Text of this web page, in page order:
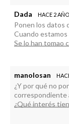
Dada HACE 2
Ponen los datos
Cuando
Se lo han tomao
manolosan
¿Y por qué no
correspondiente
¿Qué interés
la simple